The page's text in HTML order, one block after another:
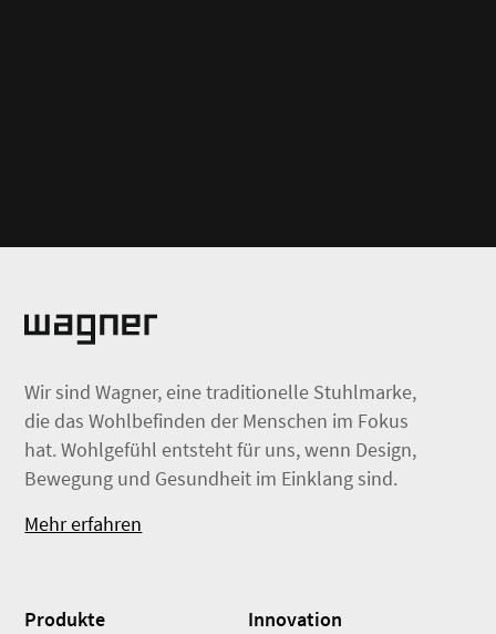
Wir sind Wagner, eine traditionelle Stuhlmarke,
die das Wohlbefinden der Menschen im Fokus
hat. Wohlgefühl entsteht für uns, wenn Design,
Bewegung und Gesundheit im Einklang sind.
Mehr erfahren
Produkte
Innovation